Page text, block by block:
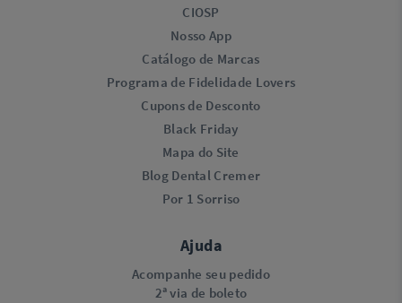
CIOSP
Nosso App
Catálogo de Marcas
Programa de Fidelidade Lovers​
Cupons de Desconto
Black Friday
Mapa do Site
Blog Dental Cremer
Por 1 Sorriso
Ajuda
Acompanhe seu pedido
2ª via de boleto